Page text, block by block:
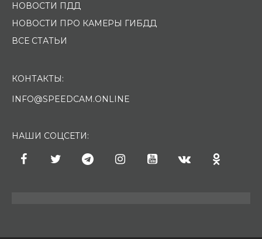
НОВОСТИ ПДД
НОВОСТИ ПРО КАМЕРЫ ГИБДД
ВСЕ СТАТЬИ
КОНТАКТЫ:
INFO@SPEEDCAM.ONLINE
НАШИ СОЦСЕТИ: